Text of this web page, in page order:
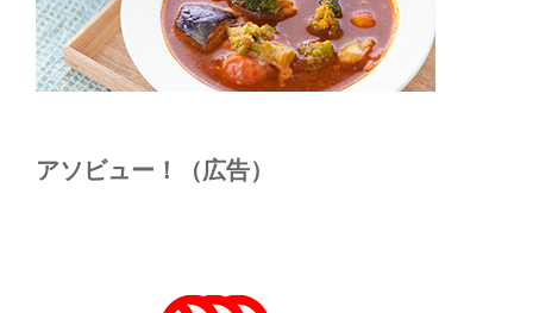
アソビュー！（広告）